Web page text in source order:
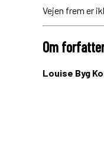
Vejen frem er
Om
Louise Byg